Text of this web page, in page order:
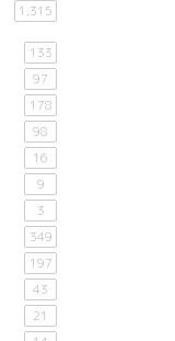
1,315
133
97
178
98
16
9
3
349
197
43
21